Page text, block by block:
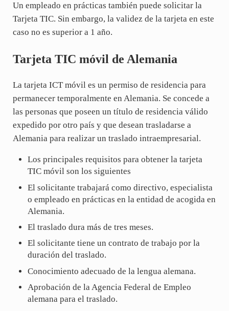
Un empleado en prácticas también puede solicitar la
Tarjeta TIC. Sin embargo, la validez de la tarjeta en este
caso no es superior a 1 año.
Tarjeta TIC móvil de Alemania
La tarjeta ICT móvil es un permiso de residencia para
permanecer temporalmente en Alemania. Se concede a
las personas que poseen un título de residencia válido
expedido por otro país y que desean trasladarse a
Alemania para realizar un traslado intraempresarial.
Los principales requisitos para obtener la tarjeta
TIC móvil son los siguientes
El solicitante trabajará como directivo, especialista
o empleado en prácticas en la entidad de acogida en
Alemania.
El traslado dura más de tres meses.
El solicitante tiene un contrato de trabajo por la
duración del traslado.
Conocimiento adecuado de la lengua alemana.
Aprobación de la Agencia Federal de Empleo
alemana para el traslado.